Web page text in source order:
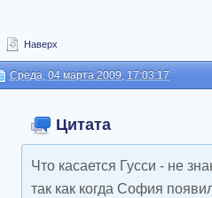
Наверх
Среда, 04 марта 2009, 17:03:17
Цитата
Что касается Гусси - не
так как когда София